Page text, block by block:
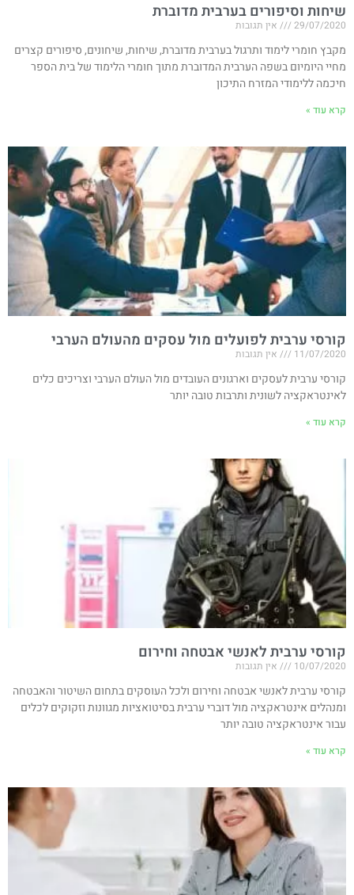
שיחות וסיפורים בערבית מדוברת
29/07/2020 אין תגובות
מקבץ חומרי לימוד ותרגול בערבית מדוברת, שיחות, שיחונים, סיפורים קצרים
מחיי היומיום בשפה הערבית המדוברת מתוך חומרי הלימוד של בית הספר
חיכמה ללימודי המזרח התיכון
קרא עוד »
קורסי ערבית לפועלים מול עסקים מהעולם הערבי
11/07/2020 אין תגובות
קורסי ערבית לעסקים וארגונים העובדים מול העולם הערבי וצריכים כלים
לאינטראקציה לשונית ותרבות טובה יותר
קרא עוד »
קורסי ערבית לאנשי אבטחה וחירום
10/07/2020 אין תגובות
קורסי ערבית לאנשי אבטחה וחירום ולכל העוסקים בתחום השיטור והאבטחה
ומנהלים אינטראקציה מול דוברי ערבית בסיטואציות מגוונות וזקוקים לכלים
עבור אינטראקציה טובה יותר
קרא עוד »